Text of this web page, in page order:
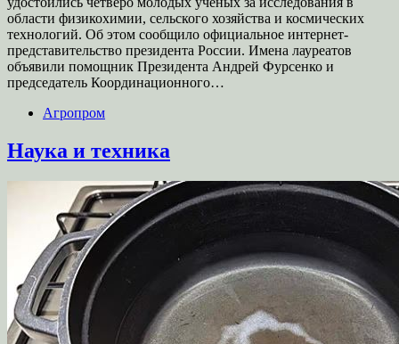
области физикохимии, сельского хозяйства и космических
технологий. Об этом сообщило официальное интернет-
представительство президента России. Имена лауреатов
объявили помощник Президента Андрей Фурсенко и
председатель Координационного…
Агропром
Наука и техника